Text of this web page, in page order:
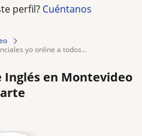
perfil? Cuéntanos
yo online a todos...
en Montevideo